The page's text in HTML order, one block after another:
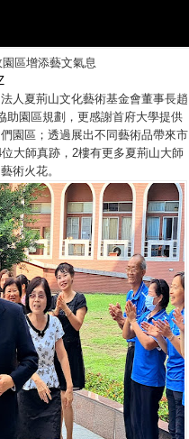
區增添藝文氣息
人夏荊山文化藝術基金會董事長趙
助園區規劃，更感謝首府大學提供
園區；透過展出不同藝術品帶來市
大師真跡，2樓有更多夏荊山大師
術火花。